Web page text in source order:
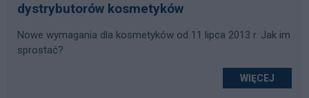
dystrybutorów kosmetyków
Nowe wymagania dla kosmetyków od 11 lipca 2013 r. Jak im
sprostać?
WIĘCEJ